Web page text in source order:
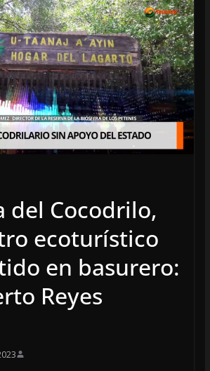
del Cocodrilo,
ecoturístico
en basurero:
Reyes